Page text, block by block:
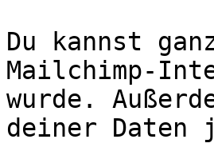
Du kannst
Mailchimp-
wurde.
deiner